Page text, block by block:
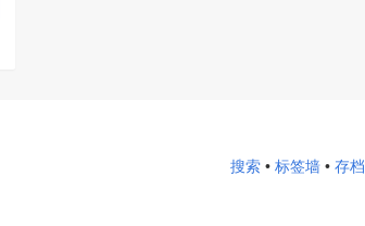
搜索 • 标签墙 • 存档